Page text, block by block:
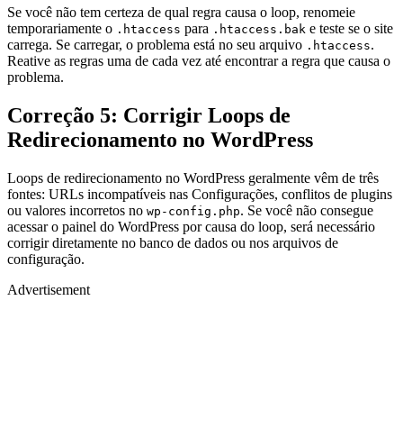
Se você não tem certeza de qual regra causa o loop, renomeie
temporariamente o .htaccess para .htaccess.bak e teste se o site
carrega. Se carregar, o problema está no seu arquivo .htaccess.
Reative as regras uma de cada vez até encontrar a regra que causa o
problema.
Correção 5: Corrigir Loops de
Redirecionamento no WordPress
Loops de redirecionamento no WordPress geralmente vêm de três
fontes: URLs incompatíveis nas Configurações, conflitos de plugins
ou valores incorretos no wp-config.php. Se você não consegue
acessar o painel do WordPress por causa do loop, será necessário
corrigir diretamente no banco de dados ou nos arquivos de
configuração.
Advertisement